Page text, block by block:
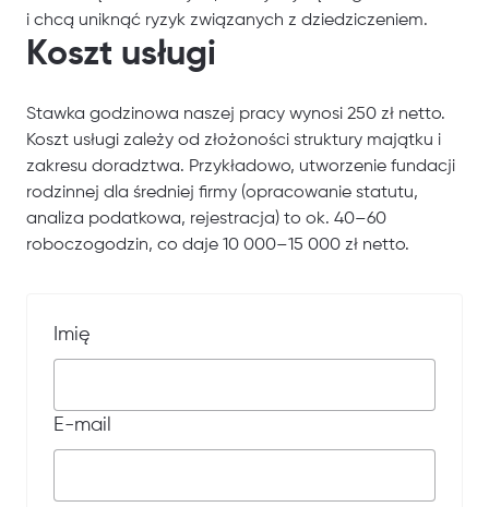
i chcą uniknąć ryzyk związanych z dziedziczeniem.
Koszt usługi
Stawka godzinowa naszej pracy wynosi 250 zł netto.
Koszt usługi zależy od złożoności struktury majątku i
zakresu doradztwa. Przykładowo, utworzenie fundacji
rodzinnej dla średniej firmy (opracowanie statutu,
analiza podatkowa, rejestracja) to ok. 40–60
roboczogodzin, co daje 10 000–15 000 zł netto.
Imię
E-mail